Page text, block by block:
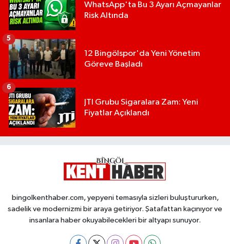
WhatsApp'ta Bu 3 Ayarı Açmayanlar
Risk Altında
12 Bingölspor'da Yeni Yönetim
Göreve Başladı
5
JTI Grubu Sigaralara Zam: Yeni
Fiyatlar Açıklandı
6
bingolkenthaber.com, yepyeni temasıyla sizleri buluştururken,
sadelik ve modernizmi bir araya getiriyor. Şatafattan kaçınıyor ve
insanlara haber okuyabilecekleri bir altyapı sunuyor.